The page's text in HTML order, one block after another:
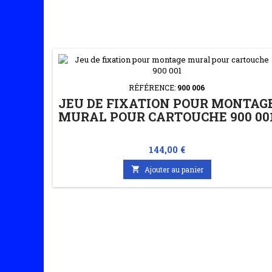
RÉFÉRENCE: 900 006
JEU DE FIXATION POUR
MURAL POUR CARTOUCHE 900
Prix
144,00 €
 Ajouter au panier